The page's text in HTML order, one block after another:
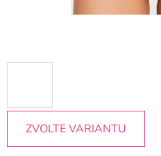
ZVOLTE VARIANTU